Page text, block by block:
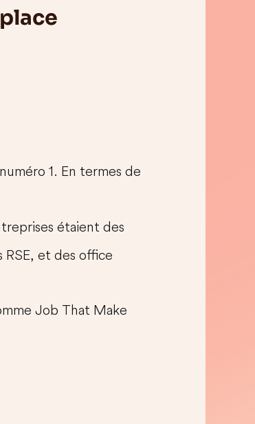
1. En termes de
étaient des
RSE, et des office
Job That Make